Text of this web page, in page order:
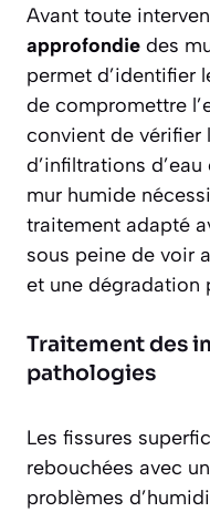
Avant toute
approfondie des
permet d’identifier
de compromettre
convient de vérifier
d’infiltrations
mur humide
traitement adapté
sous peine de voir
et une dégradation
Traitement des
pathologies
Les fissures
rebouchées avec
problèmes